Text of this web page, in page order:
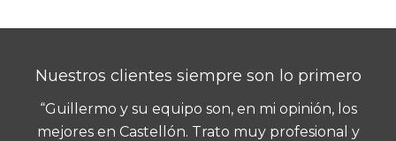
Nuestros clientes siempre son lo primero
“Guillermo y su equipo son, en mi opinión, los
mejores en Castellón. Trato muy profesional y